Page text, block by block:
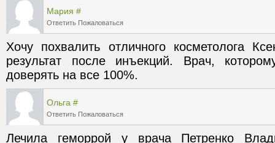
Мария #
Ответить Пожаловаться
Хочу похвалить отличного косметолога
результат после инъекций. Врач,
доверять на все 100%.
Ольга #
Ответить Пожаловаться
Лечила геморрой у врача Петренко